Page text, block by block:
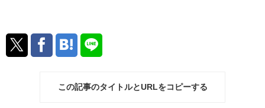
この記事のタイトルとURLをコピーする